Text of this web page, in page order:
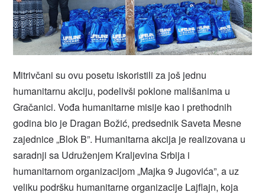
Mitrivčani su ovu posetu iskoristili za još jednu
humanitarnu akciju, podelivši poklone mališanima u
Gračanici. Vođa humanitarne misije kao i prethodnih
godina bio je Dragan Božić, predsednik Saveta Mesne
zajednice „Blok B”. Humanitarna akcija je realizovana u
saradnji sa Udruženjem Kraljevina Srbija i
humanitarnom organizacijom „Majka 9 Jugovića”, a uz
veliku podršku humanitarne organizacije Lajflajn, koja